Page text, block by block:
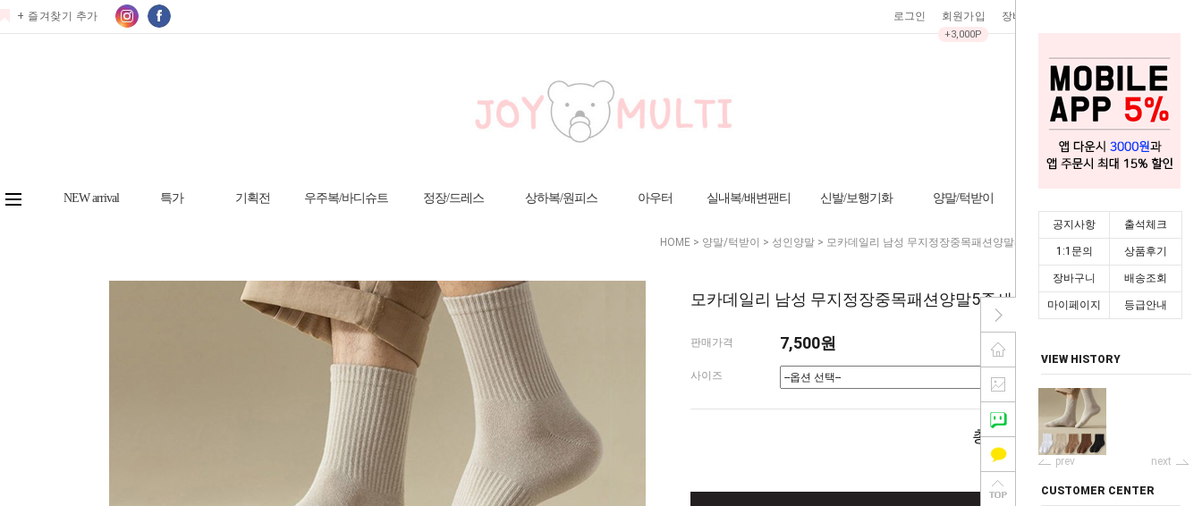
공지사항 출석체크
1:1문의 상품후기
장바구니 배송조회
마이페이지 등급안내
VIEW HISTORY
prev next
CUSTOMER CENTER
+ 즐겨찾기 추가 로그인 회원가입
+3,000P
장바구니
NEW arrival 특가 기획전 우주복/바디슈트 정장/드레스 상하복/원피스 아우터 실내복/배변팬티 신발/보행기화 양말/턱받이
HOME > 양말/턱받이 > 성인양말 > 모카데일리 남성 무지정장중목패션양말5족세트 205352
모카데일리 남성 무지정장중목패션양말5족세트 205352
판매가격 7,500원
사이즈
총 상품 금액0원